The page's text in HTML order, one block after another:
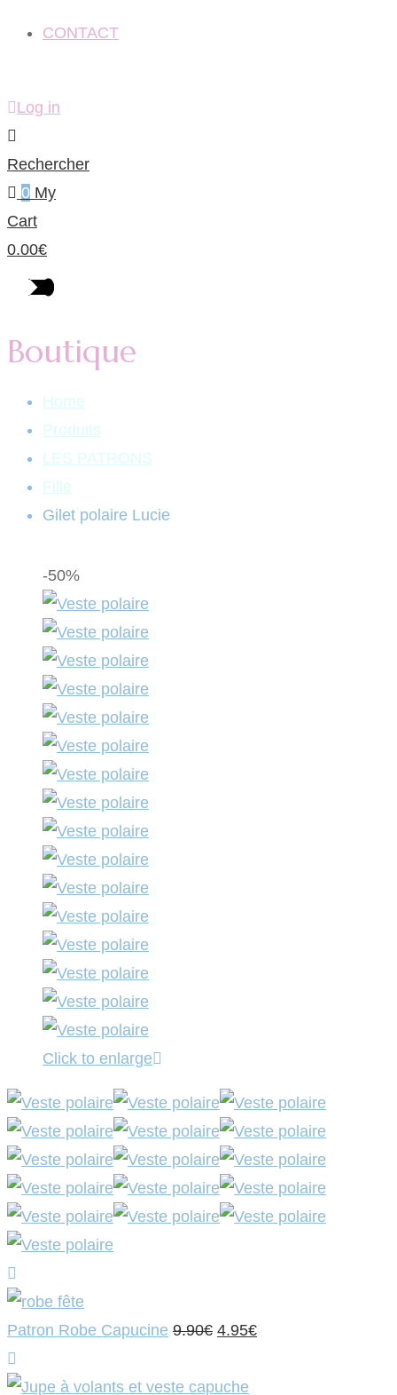
CONTACT
Log in
Rechercher
0 My
Cart
0.00€
Boutique
Home
Produits
LES PATRONS
Fille
Gilet polaire Lucie
-50%
Click to enlarge
Patron Robe Capucine 9.90€ Le
initial
4.95€Le